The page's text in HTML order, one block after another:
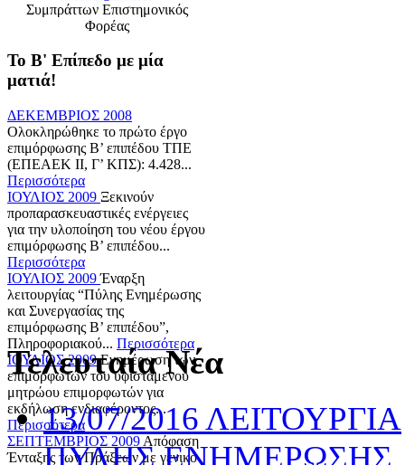
Συμπράττων Επιστημονικός
Φορέας
Το Β' Επίπεδο με μία
ματιά!
ΔΕΚΕΜΒΡΙΟΣ 2008
Ολοκληρώθηκε το πρώτο έργο
επιμόρφωσης Β’ επιπέδου ΤΠΕ
(ΕΠΕΑΕΚ ΙΙ, Γ’ ΚΠΣ): 4.428...
Περισσότερα
ΙΟΥΛΙΟΣ 2009 Ξεκινούν
προπαρασκευαστικές ενέργειες
για την υλοποίηση του νέου έργου
επιμόρφωσης Β’ επιπέδου...
Περισσότερα
ΙΟΥΛΙΟΣ 2009Έναρξη
λειτουργίας “Πύλης Ενημέρωσης
και Συνεργασίας της
επιμόρφωσης Β’ επιπέδου”,
Πληροφοριακού... Περισσότερα
ΙΟΥΛΙΟΣ 2009Ενημέρωση των
επιμορφωτών του υφιστάμενου
μητρώου επιμορφωτών για
εκδήλωση ενδιαφέροντος...
Περισσότερα
ΣΕΠΤΕΜΒΡΙΟΣ 2009 Απόφαση
Ένταξης των Πράξεων με γενικό
Τελευταία Νέα
13/07/2016 ΛΕΙΤΟΥΡΓΙΑ
ΠΥΛΗΣ ΕΝΗΜΕΡΩΣΗΣ